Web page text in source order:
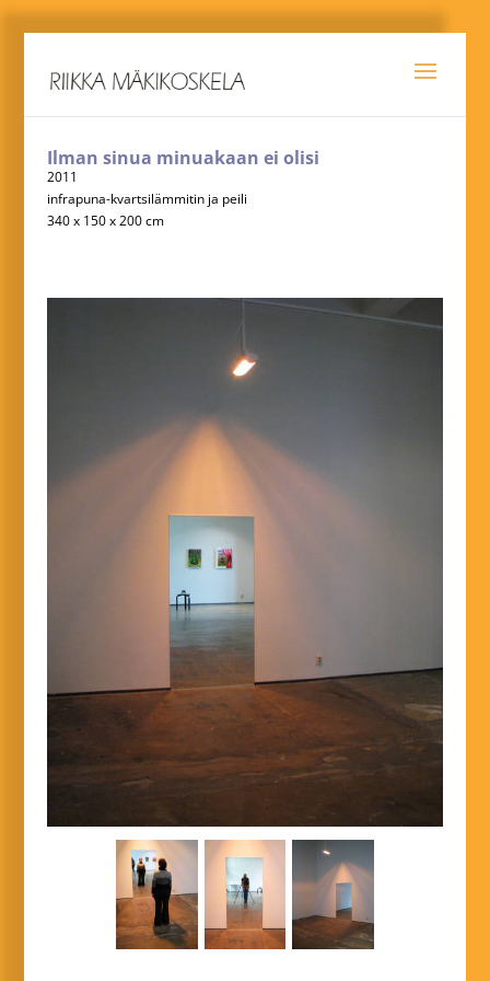
Ilman sinua minuakaan ei olisi
2011
infrapuna-kvartsilämmitin ja peili
340 x 150 x 200 cm